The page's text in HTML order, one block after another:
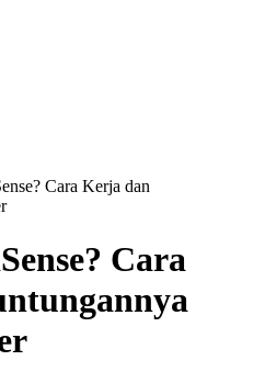
Cara Kerja dan
Cara